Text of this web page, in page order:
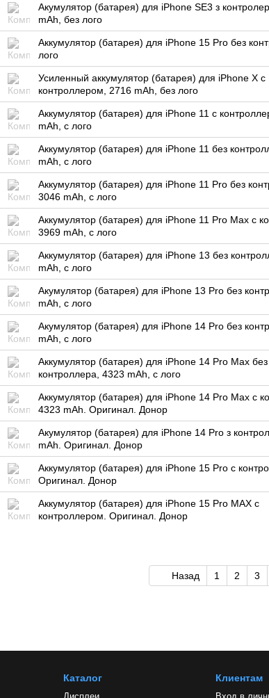
Акумулятор (батарея) для iPhone SE3 з
mAh, без лого
Аккумулятор (батарея) для iPhone 15 Pro без
лого
Усиленный аккумулятор (батарея) для iPhone X с
контроллером, 2716 mAh, без лого
Аккумулятор (батарея) для iPhone 11 с
mAh, с лого
Аккумулятор (батарея) для iPhone 11 без
mAh, с лого
Аккумулятор (батарея) для iPhone 11 Pro без
3046 mAh, с лого
Аккумулятор (батарея) для iPhone 11 Pro Max с
3969 mAh, с лого
Аккумулятор (батарея) для iPhone 13 без
mAh, с лого
Акумулятор (батарея) для iPhone 13 Pro без
mAh, с лого
Акумулятор (батарея) для iPhone 14 Pro без
mAh, с лого
Аккумулятор (батарея) для iPhone 14 Pro Max без
контроллера, 4323 mAh, с лого
Аккумулятор (батарея) для iPhone 14 Pro Max с
4323 mAh. Оригинал. Донор
Акумулятор (батарея) для iPhone 14 Pro з
mAh. Оригинал. Донор
Аккумулятор (батарея) для iPhone 15 Pro с
Оригинал. Донор
Аккумулятор (батарея) для iPhone 15 Pro MAX с
контроллером. Оригинал. Донор
Назад 1 2 3
Каталог Клиентам